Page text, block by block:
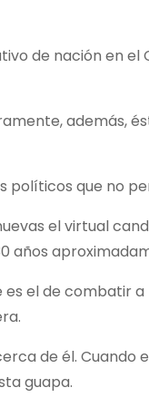
de nación en
además,
políticos que no
el virtual
años
el de combatir
de él. Cuando
guapa.